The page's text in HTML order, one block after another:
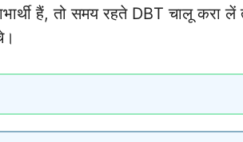
हैं, तो समय रहते DBT चालू करा